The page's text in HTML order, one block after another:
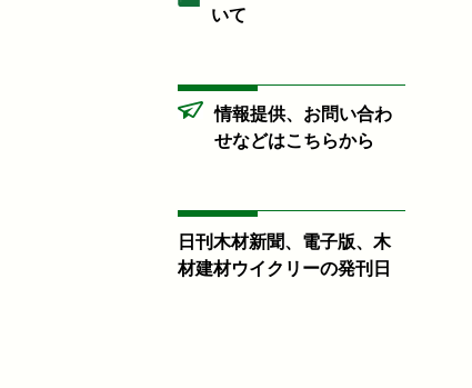
いて
情報提供、お問い合わ
せなどはこちらから
日刊木材新聞、電子版、木
材建材ウイクリーの発刊日